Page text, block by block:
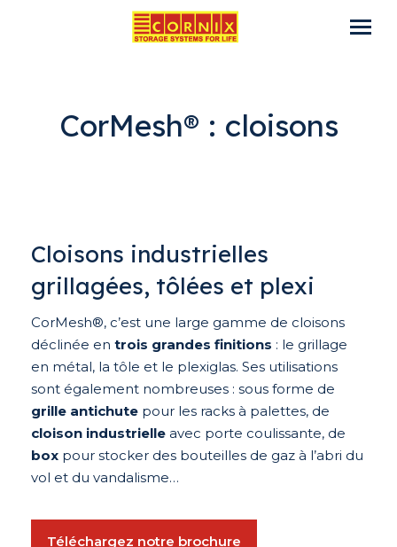
CorMesh® : cloisons
Cloisons industrielles
grillagées, tôlées et plexi
CorMesh®, c’est une large gamme de cloisons
déclinée en trois grandes finitions : le grillage
en métal, la tôle et le plexiglas. Ses utilisations
sont également nombreuses : sous forme de
grille antichute pour les racks à palettes, de
cloison industrielle avec porte coulissante, de
box pour stocker des bouteilles de gaz à l’abri du
vol et du vandalisme…
Téléchargez notre brochure